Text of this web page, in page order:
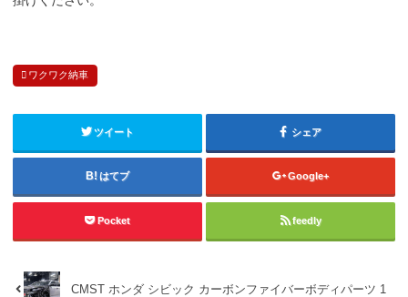
ワクワク納車
ツイート シェア
はてブ Google+
Pocket feedly
CMST ホンダ シビック カーボンファイバーボディパーツ 1